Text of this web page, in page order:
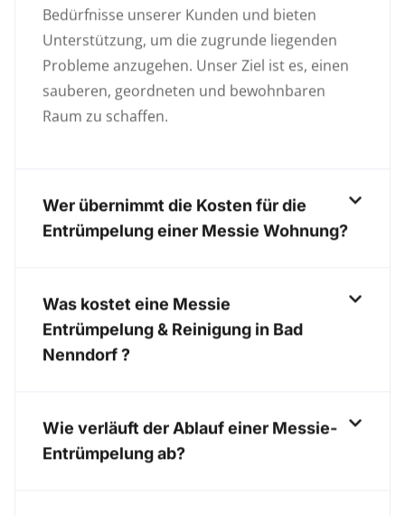
Bedürfnisse unserer Kunden und bieten
Unterstützung, um die zugrunde liegenden
Probleme anzugehen. Unser Ziel ist es, einen
sauberen, geordneten und bewohnbaren
Raum zu schaffen.
Wer übernimmt die Kosten für die
Entrümpelung einer Messie Wohnung?
Was kostet eine Messie
Entrümpelung & Reinigung in Bad
Nenndorf ?
Wie verläuft der Ablauf einer Messie-
Entrümpelung ab?